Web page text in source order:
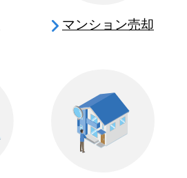
マンション売却